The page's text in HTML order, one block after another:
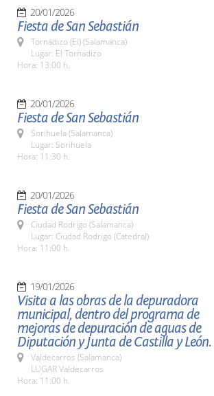
20/01/2026
Fiesta de San Sebastián
Tornadizo (El) (Salamanca)
Lugar: El Tornadizo
Hora: 13:00 h.
20/01/2026
Fiesta de San Sebastián
Sorihuela (Salamanca)
Lugar: Sorihuela
Hora: 11:30 h.
20/01/2026
Fiesta de San Sebastián
Ciudad Rodrigo (Salamanca)
Lugar: Ciudad Rodrigo (Catedral)
Hora: 11:00 h.
19/01/2026
Visita a las obras de la depuradora
municipal, dentro del programa de
mejoras de depuración de aguas de
Diputación y Junta de Castilla y León.
Valdecarros (Salamanca)
LUGAR Valdecarros
Hora: 11:00 h.